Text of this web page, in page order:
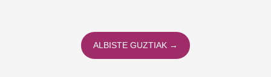
ALBISTE GUZTIAK →